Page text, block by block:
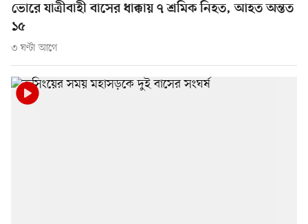
ভোরে যাত্রীবাহী বাসের ধাক্কায় ৭ শ্রমিক নিহত, আহত অন্তত
১৫
৩ ঘণ্টা আগে